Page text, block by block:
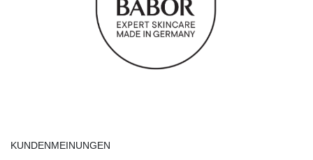
KUNDENMEINUNGEN